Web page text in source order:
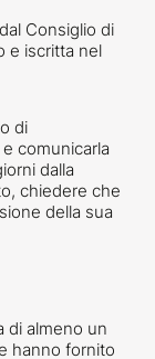
Consiglio di
e iscritta nel
di
comunicarla
dalla
chiedere che
della sua
di almeno un
hanno fornito